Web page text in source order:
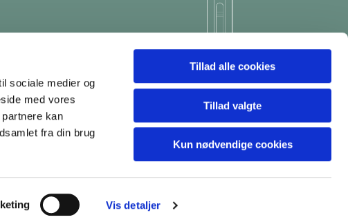
sociale medier og
med vores
kan
fra din brug
Vis detaljer
Tillad alle cookies
Tillad valgte
Kun nødvendige cookies